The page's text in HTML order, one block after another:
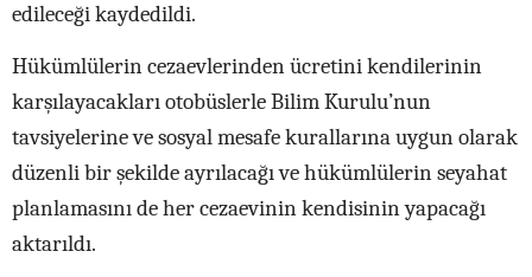
edileceği kaydedildi.
Hükümlülerin cezaevlerinden ücretini kendilerinin
karşılayacakları otobüslerle Bilim Kurulu’nun
tavsiyelerine ve sosyal mesafe kurallarına uygun olarak
düzenli bir şekilde ayrılacağı ve hükümlülerin seyahat
planlamasını de her cezaevinin kendisinin yapacağı
aktarıldı.